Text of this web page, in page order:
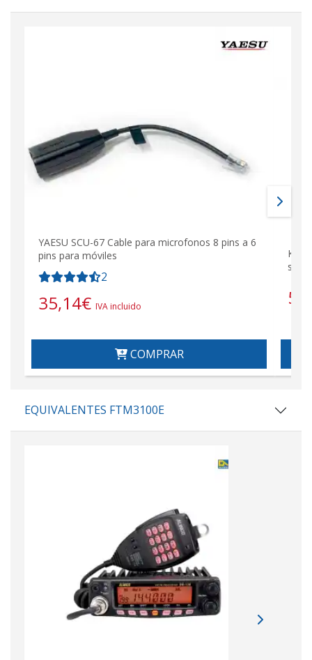
YAESU SCU-67 Cable para microfonos 8 pins a 6
pins para móviles
2
35,14€ IVA incluido
COMPRAR
EQUIVALENTES FTM3100E